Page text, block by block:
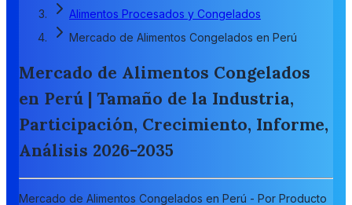
Alimentos Procesados y Congelados
Mercado de Alimentos Congelados en Perú
Mercado de Alimentos Congelados
en Perú | Tamaño de la Industria,
Participación, Crecimiento, Informe,
Análisis 2026-2035
Mercado de Alimentos Congelados en Perú - Por Producto